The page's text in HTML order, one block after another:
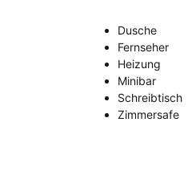
Dusche
Fernseher
Heizung
Minibar
Schreibtisch
Zimmersafe